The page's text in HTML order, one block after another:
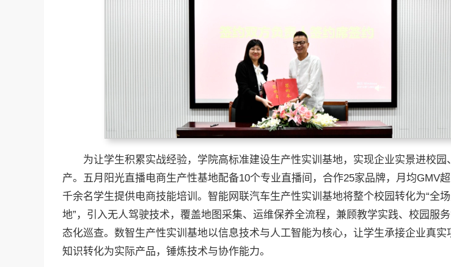
为让学生积累实战经验，学院高标准建设生产性实训基地，实现企业实景进校园
产。五月阳光直播电商生产性基地配备10个专业直播间，合作25家品牌，月均GMV
千余名学生提供电商技能培训。智能网联汽车生产性实训基地将整个校园转化为“全
地”，引入无人驾驶技术，覆盖地图采集、运维保养全流程，兼顾教学实践、校园服
态化巡查。数智生产性实训基地以信息技术与人工智能为核心，让学生承接企业真实
知识转化为实际产品，锤炼技术与协作能力。